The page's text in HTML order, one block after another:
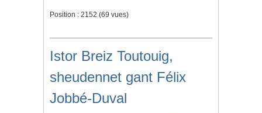
Position : 2152 (69 vues)
Istor Breiz Toutouig,
sheudennet gant Félix
Jobbé-Duval